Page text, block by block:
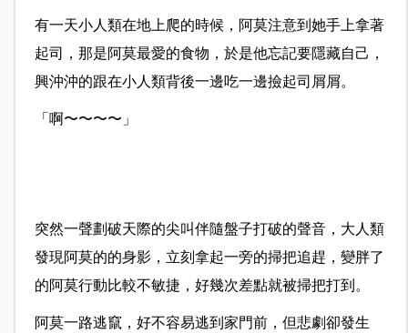
有一天小人類在地上爬的時候，阿莫注意到她手上拿著
起司，那是阿莫最愛的食物，於是他忘記要隱藏自己，
興沖沖的跟在小人類背後一邊吃一邊撿起司屑屑。
「啊〜〜〜〜」
突然一聲劃破天際的尖叫伴隨盤子打破的聲音，大人類
發現阿莫的的身影，立刻拿起一旁的掃把追趕，變胖了
的阿莫行動比較不敏捷，好幾次差點就被掃把打到。
阿莫一路逃竄，好不容易逃到家門前，但悲劇卻發生